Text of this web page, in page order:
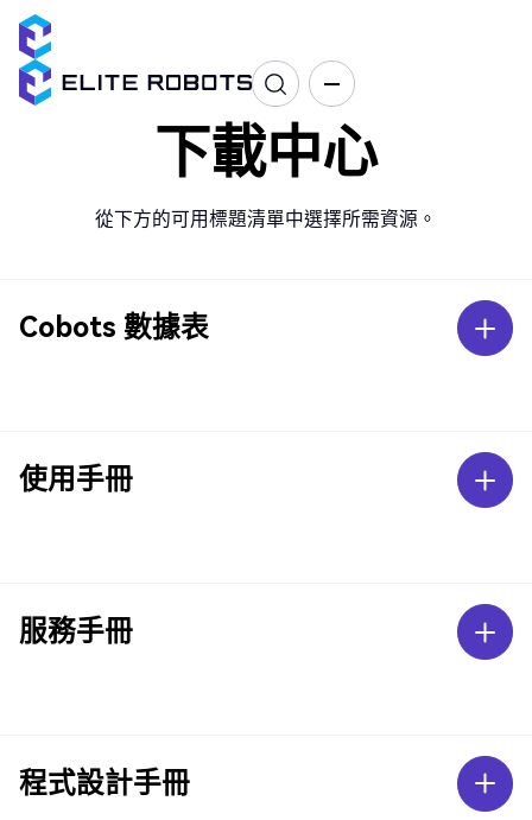
下載中心
從下方的可用標題清單中選擇所需資源。
Cobots 數據表
使用手冊
服務手冊
程式設計手冊